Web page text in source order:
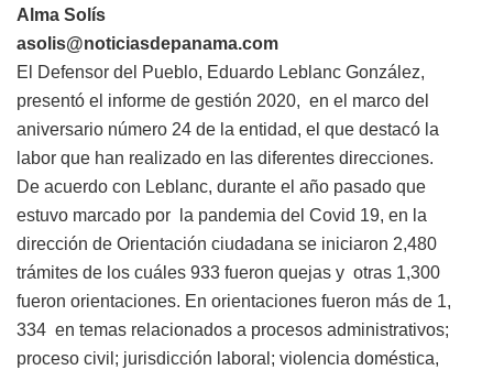
Alma Solís
asolis@noticiasdepanama.com
El Defensor del Pueblo, Eduardo Leblanc González,
presentó el informe de gestión 2020, en el marco del
aniversario número 24 de la entidad, el que destacó la
labor que han realizado en las diferentes direcciones.
De acuerdo con Leblanc, durante el año pasado que
estuvo marcado por la pandemia del Covid 19, en la
dirección de Orientación ciudadana se iniciaron 2,480
trámites de los cuáles 933 fueron quejas y otras 1,300
fueron orientaciones. En orientaciones fueron más de 1,
334 en temas relacionados a procesos administrativos;
proceso civil; jurisdicción laboral; violencia doméstica,